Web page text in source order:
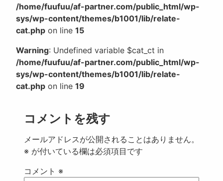
/home/fuufuu/af-partner.com/public_html/wp-
sys/wp-content/themes/b1001/lib/relate-
cat.php on line 15
Warning: Undefined variable $cat_ct in
/home/fuufuu/af-partner.com/public_html/wp-
sys/wp-content/themes/b1001/lib/relate-
cat.php on line 19
コメントを残す
メールアドレスが公開されることはありません。
※ が付いている欄は必須項目です
コメント ※